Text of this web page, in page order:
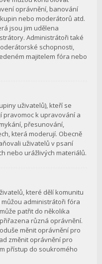
oprávnění, banování
nebo moderátorů atd.
jsou jim udělena
Administrátoři také
schopnosti,
majitelem fóra nebo
uživatelů), kteří se
pravomoc k upravování a
přesunování,
která moderují. Obecně
uživatelů v psaní
nebo urážlivých materiálů.
které dělí komunitu
administrátoři fóra
patřit do několika
různá oprávnění.
měnit oprávnění pro
změnit oprávnění pro
přístup do soukromého